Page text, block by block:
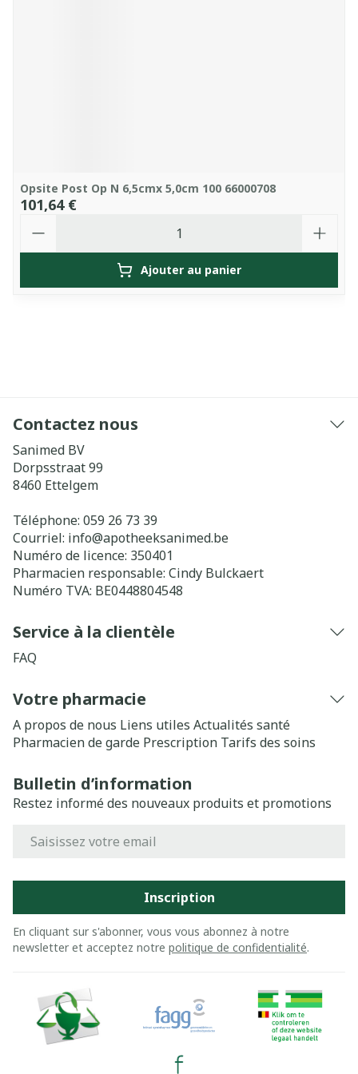
Opsite Post Op N 6,5cmx 5,0cm 100 66000708
101,64 €
Ajouter au panier
Contactez nous
Sanimed BV
Dorpsstraat 99
8460 Ettelgem
Téléphone: 059 26 73 39
Courriel: info@apotheeksanimed.be
Numéro de licence: 350401
Pharmacien responsable: Cindy Bulckaert
Numéro TVA: BE0448804548
Service à la clientèle
FAQ
Votre pharmacie
A propos de nous Liens utiles Actualités santé
Pharmacien de garde Prescription Tarifs des soins
Bulletin d’information
Restez informé des nouveaux produits et promotions
Inscription
En cliquant sur s'abonner, vous vous abonnez à notre
newsletter et acceptez notre politique de confidentialité.